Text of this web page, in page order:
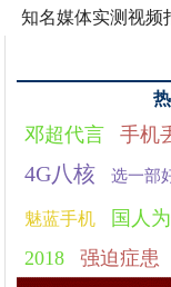
知名媒体实测视频
邓超代言 手机
4G八核 选一部
魅蓝手机 国人
2018 强迫症患